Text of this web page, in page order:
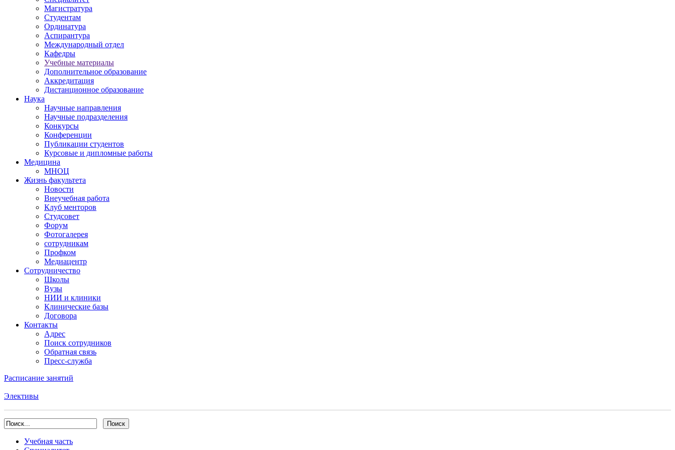
Магистратура
Студентам
Ординатура
Аспирантура
Международный отдел
Кафедры
Учебные материалы
Дополнительное образование
Аккредитация
Дистанционное образование
Наука
Научные направления
Научные подразделения
Конкурсы
Конференции
Публикации студентов
Курсовые и дипломные работы
Медицина
МНОЦ
Жизнь факультета
Новости
Внеучебная работа
Клуб менторов
Студсовет
Форум
Фотогалерея
сотрудникам
Профком
Медиацентр
Сотрудничество
Школы
Вузы
НИИ и клиники
Клинические базы
Договора
Контакты
Адрес
Поиск сотрудников
Обратная связь
Пресс-служба
Расписание занятий
Элективы
Учебная часть